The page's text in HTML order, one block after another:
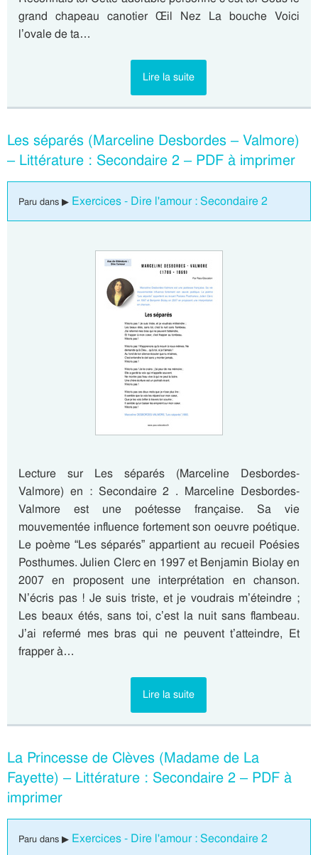
grand chapeau canotier Œil Nez La bouche Voici
l’ovale de ta…
Lire la suite
Les séparés (Marceline Desbordes – Valmore)
– Littérature : Secondaire 2 – PDF à imprimer
Paru dans ▶ Exercices - Dire l'amour : Secondaire 2
Lecture sur Les séparés (Marceline Desbordes-
Valmore) en : Secondaire 2 . Marceline Desbordes-
Valmore est une poétesse française. Sa vie
mouvementée influence fortement son oeuvre poétique.
Le poème “Les séparés” appartient au recueil Poésies
Posthumes. Julien Clerc en 1997 et Benjamin Biolay en
2007 en proposent une interprétation en chanson.
N’écris pas ! Je suis triste, et je voudrais m’éteindre ;
Les beaux étés, sans toi, c’est la nuit sans flambeau.
J’ai refermé mes bras qui ne peuvent t’atteindre, Et
frapper à…
Lire la suite
La Princesse de Clèves (Madame de La
Fayette) – Littérature : Secondaire 2 – PDF à
imprimer
Paru dans ▶ Exercices - Dire l'amour : Secondaire 2